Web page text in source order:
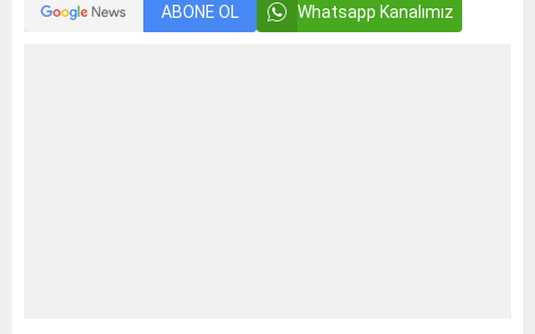
ABONE OL Whatsapp Kanalımız